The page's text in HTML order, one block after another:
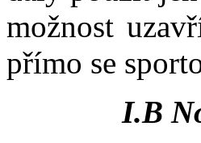
možnost
přímo se
I.B